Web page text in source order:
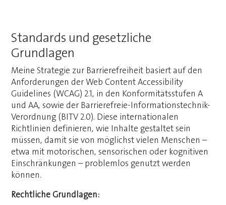
Standards und gesetzliche
Grundlagen
Meine Strategie zur Barrierefreiheit basiert auf den
Anforderungen der Web Content Accessibility
Guidelines (WCAG) 2.1, in den Konformitätsstufen A
und AA, sowie der Barrierefreie-Informationstechnik-
Verordnung (BITV 2.0). Diese internationalen
Richtlinien definieren, wie Inhalte gestaltet sein
müssen, damit sie von möglichst vielen Menschen –
etwa mit motorischen, sensorischen oder kognitiven
Einschränkungen – problemlos genutzt werden
können.
Rechtliche Grundlagen: